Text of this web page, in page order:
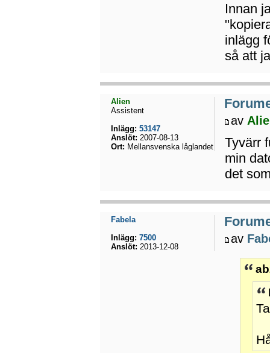
Innan
inlägg
så att
av
Tyvärr
min
det
Alien
Assistent
Inlägg: 53147
Anslöt: 2007-08-13
Ort: Mellansvenska låglandet
av
Fabela
Inlägg: 7500
Anslöt: 2013-12-08